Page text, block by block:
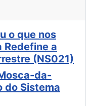
o que nos
Redefine a
(NS021)
da-
do Sistema